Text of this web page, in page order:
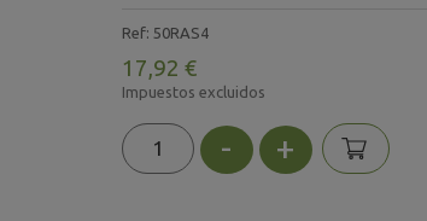
Ref: 50RAS4
17,92 €
Impuestos excluidos
- +